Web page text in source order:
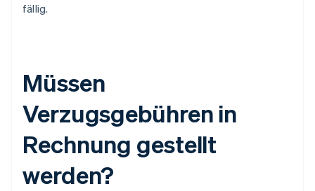
fällig.
Müssen
Verzugsgebühren in
Rechnung gestellt
werden?